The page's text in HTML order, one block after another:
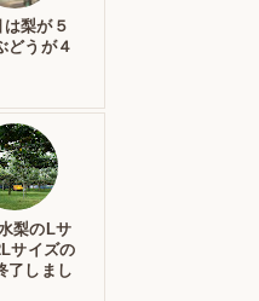
梨が５
どうが４
梨のLサ
サイズの
了しまし